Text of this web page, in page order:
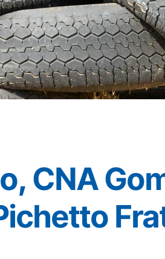
CNA